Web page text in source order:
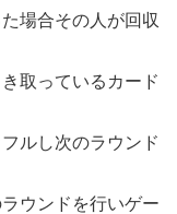
場合その人が回収
取っているカード
ルし次のラウンド
ウンドを行いゲー